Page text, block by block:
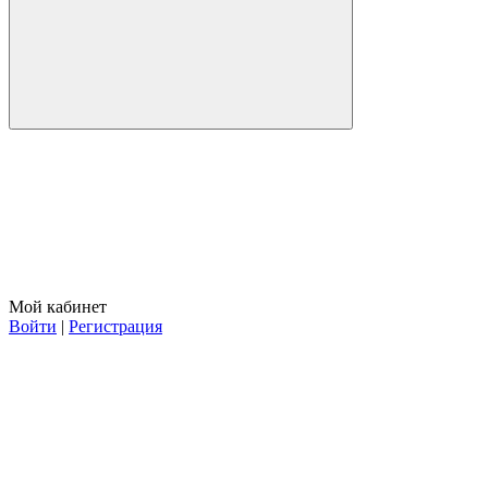
Мой кабинет
Войти | Регистрация